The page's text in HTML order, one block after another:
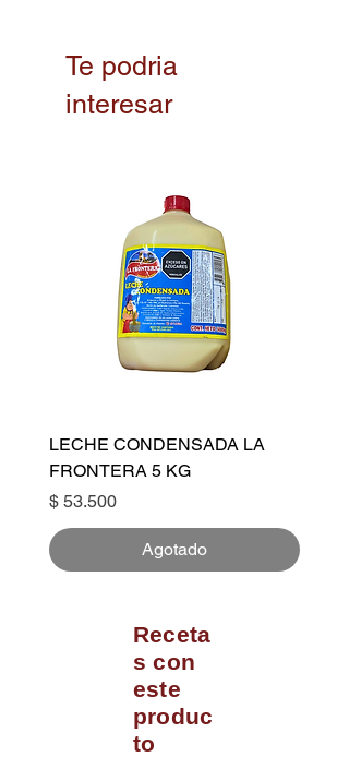
donas caseras, dándoles un
acabado perfecto y uniforme.
Te podria
interesar
LECHE CONDENSADA LA
FRONTERA 5 KG
Precio
$ 53.500
Agotado
Receta
s con
este
produc
to